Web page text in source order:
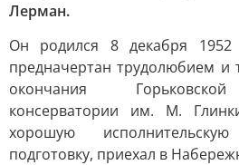
Лерман.
Он родился 8 декабря
предначертан трудолюбием и
окончания Горьковской
консерватории им. М.
хорошую
подготовку, приехал в